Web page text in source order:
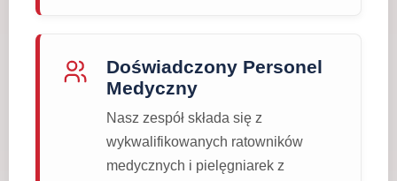
Doświadczony Personel
Medyczny
Nasz zespół składa się z
wykwalifikowanych ratowników
medycznych i pielęgniarek z